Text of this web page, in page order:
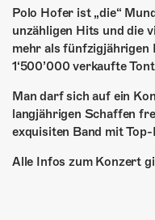
Polo Hofer ist „die“
unzähligen Hits und die
mehr als fünfzigjährigen
1‘500’000 verkaufte
Man darf sich auf ein
langjährigen Schaffen
exquisiten Band mit
Alle Infos zum Konzert